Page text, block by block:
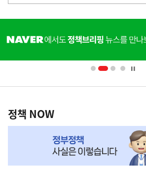
다
음
기
단
배
영
책
NOW,
정책 NOW